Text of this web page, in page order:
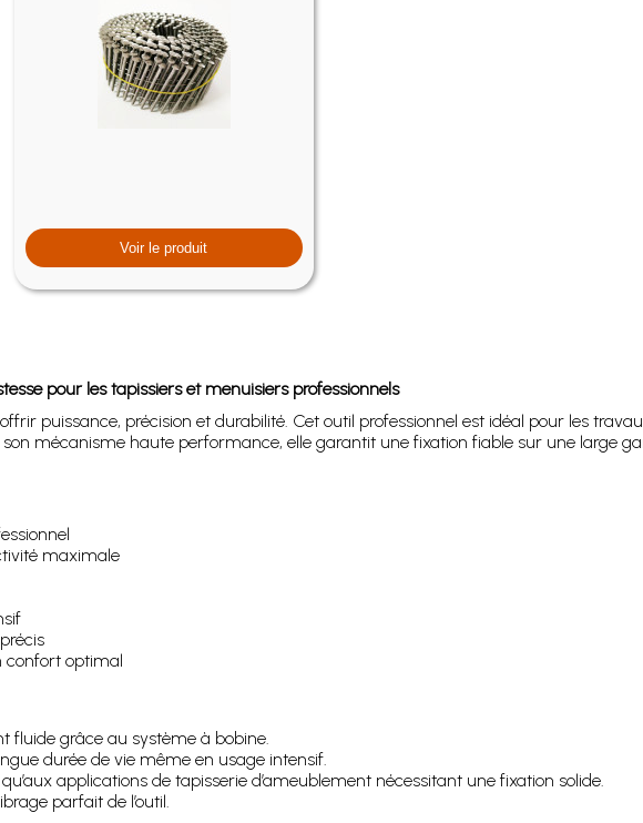
Voir le produit
pour les tapissiers et menuisiers professionnels
puissance, précision et durabilité. Cet outil professionnel est idéal pour les
son mécanisme haute performance, elle garantit une fixation fiable sur une large
maximale
confort optimal
grâce au système à bobine.
durée de vie même en usage intensif.
applications de tapisserie d’ameublement nécessitant une fixation solide.
parfait de l’outil.